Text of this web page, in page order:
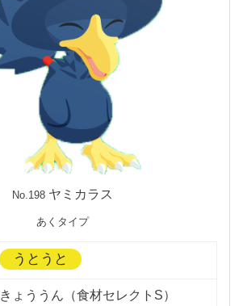
No.198ヤミカラス
あくタイプ
うとうと
きょううん（食材セレクトS）